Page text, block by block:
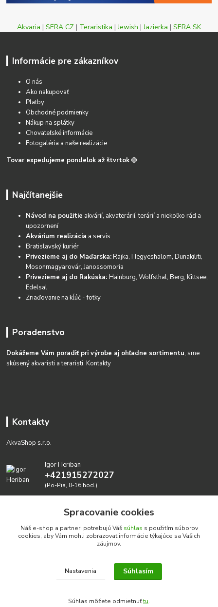
Akvaria | SERA CZ | Teraristika |Jewish |Jazierka | SERA SK
Informácie pre zákazníkov
O nás
Ako nakupovať
Platby
Obchodné podmienky
Nákup na splátky
Chovateľské informácie
Fotogaléria a naše realizácie
Tovar expedujeme pondelok až štvrtok 🟢
Najčítanejšie
Návod na použitie akvárií, akvaterárií, terárií a niekoľko rád a
upozornení
Akvárium realizácia a servis
Bratislavský kuriér
Privezieme aj do Maďarska:Rajka, Hegyeshalom, Dunakiliti,
Mosonmagyarovár, Janossomoria
Privezieme aj do Rakúska:Hainburg, Wolfsthal, Berg, Kittsee,
Edelsal
Zriaďovanie na kĺúč - fotky
Poradenstvo
Dokážeme Vám poradiť pri výrobe aj ohľadne sortimentu, sme
skúsený akvaristi a teraristi.Kontakty
Kontakty
AkvaShop s.r.o.
Igor Heriban
+421915272027
(Po-Pia, 8-16 hod.)
Realizujeme prírodné akvária: AkvaShop s.r.o. • IBAN:
SK3911000000002947087849
Spracovanie cookies
Náš e-shop a partneri potrebujú Váš súhlas s použitím súborov
cookies, aby Vám mohli zobrazovať informácie týkajúce sa Vašich
záujmov.
Nastavenia Súhlasím
Súhlas môžete odmietnuťtu.